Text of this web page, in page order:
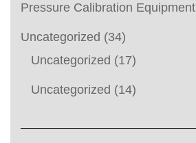
Pressure Calibration Equipment
Uncategorized (34)
Uncategorized (17)
Uncategorized (14)